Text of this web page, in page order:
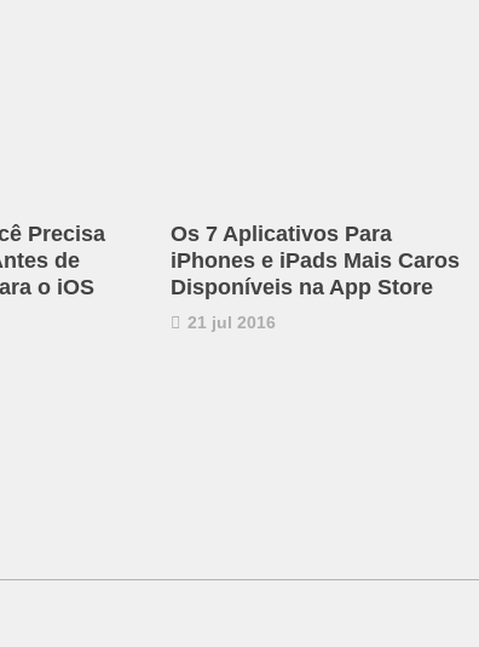
Precisa
de
o iOS
Os 7 Aplicativos Para
iPhones e iPads Mais Caros
Disponíveis na App Store
21 jul 2016